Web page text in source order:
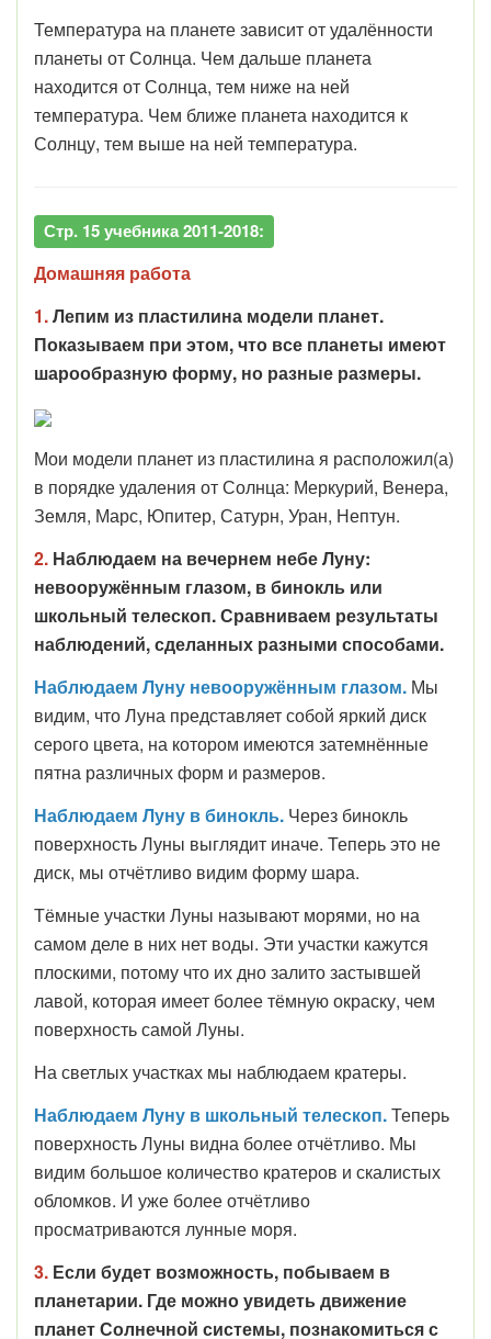
Температура на планете зависит от удалённости
планеты от Солнца. Чем дальше планета
находится от Солнца, тем ниже на ней
температура. Чем ближе планета находится к
Солнцу, тем выше на ней температура.
Стр. 15 учебника 2011-2018:
Домашняя работа
1.Лепим из пластилина модели планет.
Показываем при этом, что все планеты имеют
шарообразную форму, но разные размеры.
Мои модели планет из пластилина я расположил(а)
в порядке удаления от Солнца: Меркурий, Венера,
Земля, Марс, Юпитер, Сатурн, Уран, Нептун.
2. Наблюдаем на вечернем небе Луну:
невооружённым глазом, в бинокль или
школьный телескоп. Сравниваем результаты
наблюдений, сделанных разными способами.
Наблюдаем Луну невооружённым глазом. Мы
видим, что Луна представляет собой яркий диск
серого цвета, на котором имеются затемнённые
пятна различных форм и размеров.
Наблюдаем Луну в бинокль. Через бинокль
поверхность Луны выглядит иначе. Теперь это не
диск, мы отчётливо видим форму шара.
Тёмные участки Луны называют морями, но на
самом деле в них нет воды. Эти участки кажутся
плоскими, потому что их дно залито застывшей
лавой, которая имеет более тёмную окраску, чем
поверхность самой Луны.
На светлых участках мы наблюдаем кратеры.
Наблюдаем Луну в школьный телескоп.Теперь
поверхность Луны видна более отчётливо. Мы
видим большое количество кратеров и скалистых
обломков. И уже более отчётливо
просматриваются лунные моря.
3. Если будет возможность, побываем в
планетарии. Где можно увидеть движение
планет Солнечной системы, познакомиться с